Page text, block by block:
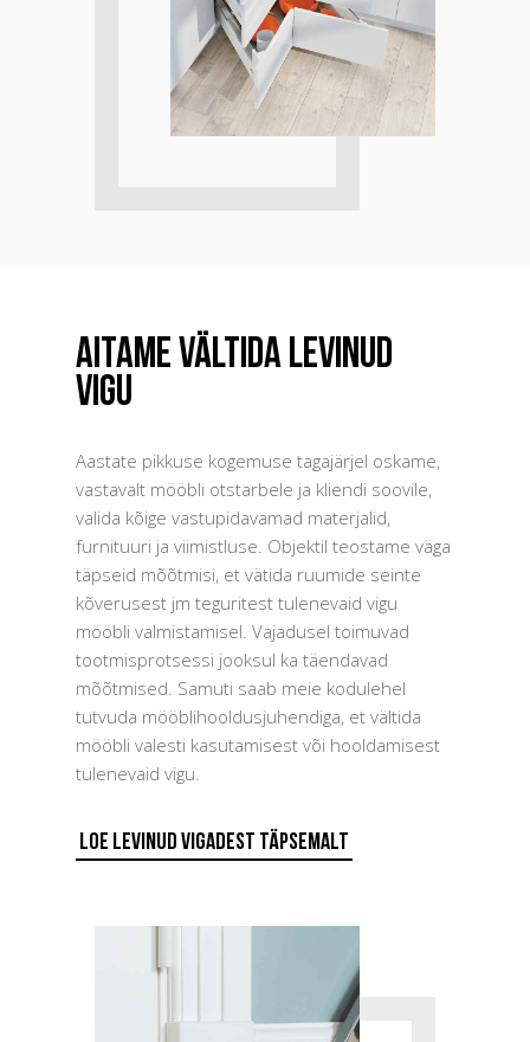
Aitame vältida levinud
vigu
Aastate pikkuse kogemuse tagajärjel oskame,
vastavalt mööbli otstarbele ja kliendi soovile,
valida kõige vastupidavamad materjalid,
furnituuri ja viimistluse. Objektil teostame väga
täpseid mõõtmisi, et vätida ruumide seinte
kõverusest jm teguritest tulenevaid vigu
mööbli valmistamisel. Vajadusel toimuvad
tootmisprotsessi jooksul ka täendavad
mõõtmised. Samuti saab meie kodulehel
tutvuda mööblihooldusjuhendiga, et vältida
mööbli valesti kasutamisest või hooldamisest
tulenevaid vigu.
Loe levinud vigadest täpsemalt